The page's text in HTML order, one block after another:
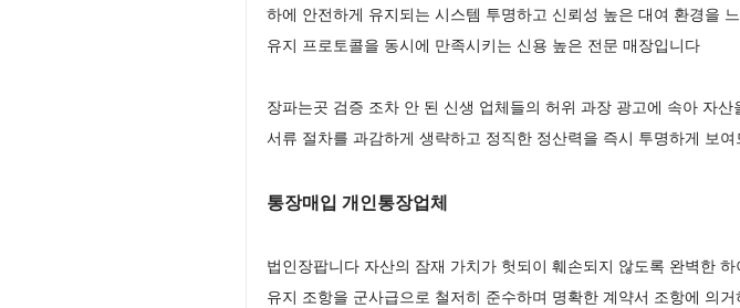
하에 안전하게 유지되는 시스템 투명하고 신뢰성 높은 대여 환경을
유지 프로토콜을 동시에 만족시키는 신용 높은 전문 매장입니다
장파는곳 검증 조차 안 된 신생 업체들의 허위 과장 광고에 속아 자
서류 절차를 과감하게 생략하고 정직한 정산력을 즉시 투명하게 보
통장매입 개인통장업체
법인장팝니다 자산의 잠재 가치가 헛되이 훼손되지 않도록 완벽한
유지 조항을 군사급으로 철저히 준수하며 명확한 계약서 조항에 의